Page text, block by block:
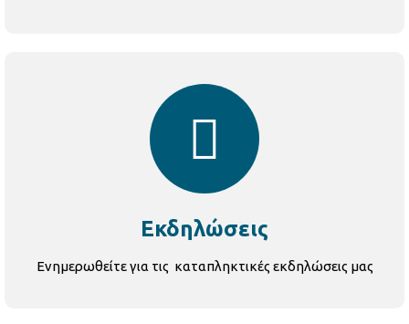
Εκδηλώσεις
Ενημερωθείτε για τις καταπληκτικές εκδηλώσεις μας